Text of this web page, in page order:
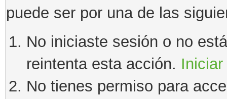
puede ser por una de las
No iniciaste sesión o no
reintenta esta acción.
No tienes permiso para